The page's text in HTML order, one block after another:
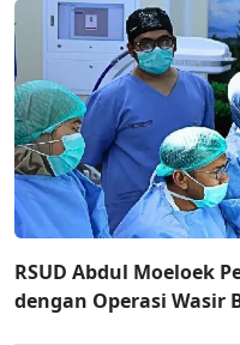
RSUD Abdul Moeloek
dengan Operasi Wasir